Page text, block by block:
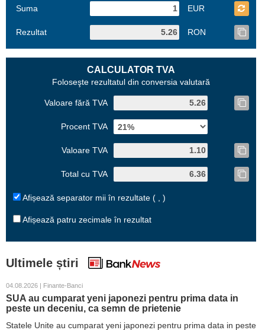
Suma EUR
Rezultat RON
CALCULATOR TVA
Foloseşte rezultatul din conversia valutară
Valoare fără TVA
Procent TVA
Valoare TVA
Total cu TVA
Afișează separator mii în rezultate ( , )
Afișează patru zecimale în rezultat
Ultimele știri
04.08.2026 | Finante-Banci
SUA au cumparat yeni japonezi pentru prima data in
peste un deceniu, ca semn de prietenie
Statele Unite au cumparat yeni japonezi pentru prima data in peste